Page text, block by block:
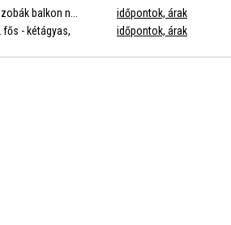
balkon n...
időpontok, árak
fős - kétágyas,
időpontok, árak